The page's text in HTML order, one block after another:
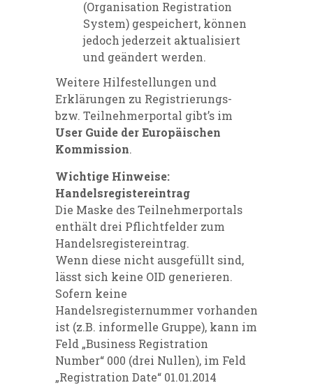
(Organisation Registration
System) gespeichert, können
jedoch jederzeit aktualisiert
und geändert werden.
Weitere Hilfestellungen und
Erklärungen zu Registrierungs-
bzw. Teilnehmerportal gibt’s im
User Guide der Europäischen
Kommission.
Wichtige Hinweise:
Handelsregistereintrag
Die Maske des Teilnehmerportals
enthält drei Pflichtfelder zum
Handelsregistereintrag.
Wenn diese nicht ausgefüllt sind,
lässt sich keine OID generieren.
Sofern keine
Handelsregisternummer vorhanden
ist (z.B. informelle Gruppe), kann im
Feld „Business Registration
Number“ 000 (drei Nullen), im Feld
„Registration Date“ 01.01.2014